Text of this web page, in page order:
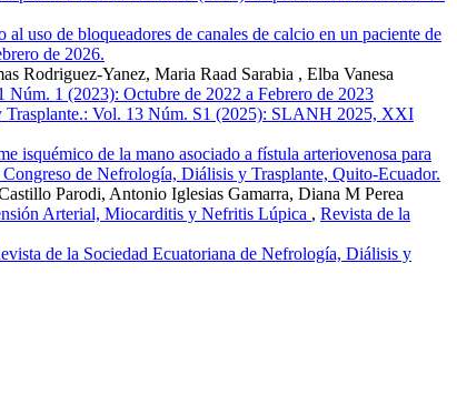
uso de bloqueadores de canales de calcio en un paciente de
de 2026.
Rodriguez-Yanez, Maria Raad Sarabia , Elba Vanesa
1 (2023): Octubre de 2022 a Febrero de 2023
Trasplante.: Vol. 13 Núm. S1 (2025): SLANH 2025, XXI
isquémico de la mano asociado a fístula arteriovenosa para
de Nefrología, Diálisis y Trasplante, Quito-Ecuador.
Parodi, Antonio Iglesias Gamarra, Diana M Perea
Arterial, Miocarditis y Nefritis Lúpica , Revista de la
de la Sociedad Ecuatoriana de Nefrología, Diálisis y